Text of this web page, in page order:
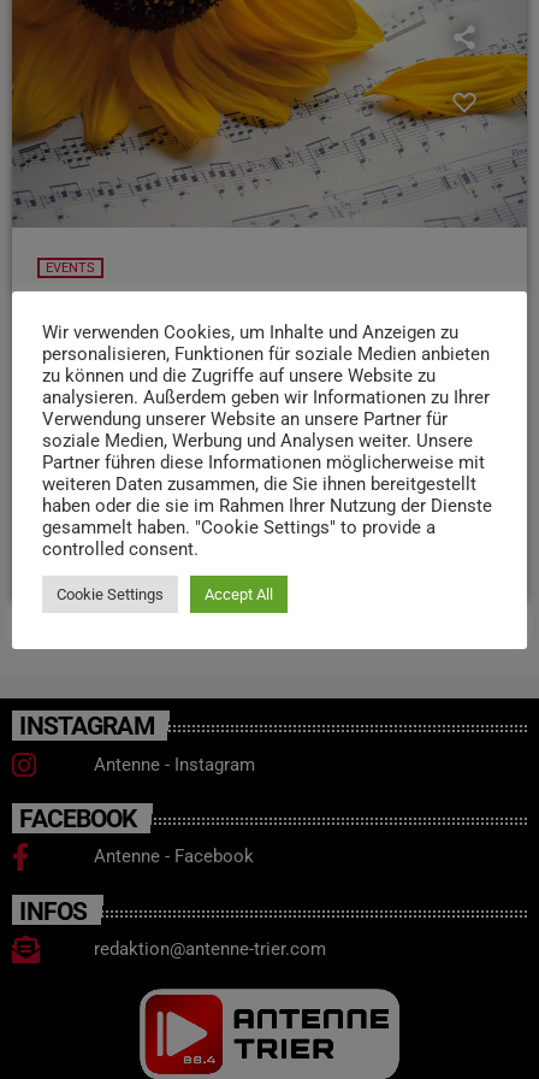
EVENTS
Im Chor singen ist langweilig? Nix da – das zeigt der Chor
„Chor über Brücken“ auf seinem Chorfest! Ab 14.30 Uhr
singen verschiedene Gruppen in der Pfarrei Christkönig in
Trier-West – und auch Kids ab 3 Jahren dürfen schon ne
Runde mitträllern. Ab 19.30 Uhr wird dann auch noch
lecker gegrillt und Musik aufgelegt. Der Eintritt ist frei,
also schaut vorbei.
today 23. MAI 2025 47
INSTAGRAM
Antenne - Instagram
FACEBOOK
Antenne - Facebook
INFOS
redaktion@antenne-trier.com
Wir verwenden Cookies, um Inhalte und Anzeigen zu
personalisieren, Funktionen für soziale Medien anbieten
zu können und die Zugriffe auf unsere Website zu
analysieren. Außerdem geben wir Informationen zu Ihrer
Verwendung unserer Website an unsere Partner für
soziale Medien, Werbung und Analysen weiter. Unsere
Partner führen diese Informationen möglicherweise mit
weiteren Daten zusammen, die Sie ihnen bereitgestellt
haben oder die sie im Rahmen Ihrer Nutzung der Dienste
gesammelt haben. "Cookie Settings" to provide a
controlled consent.
Cookie Settings Accept All